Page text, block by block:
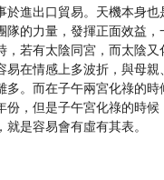
於進出口貿易。天機本身也
隊的力量，發揮正面效益，
，若有太陰同宮，而太陰又
易在情感上多波折，與母親
多。而在子午兩宮化祿的時
份，但是子午宮化祿的時
是容易會有虛有其表。